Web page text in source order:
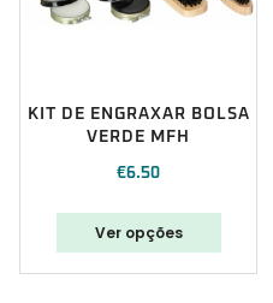
KIT DE ENGRAXAR BOLSA
VERDE MFH
€6.50
Ver opções